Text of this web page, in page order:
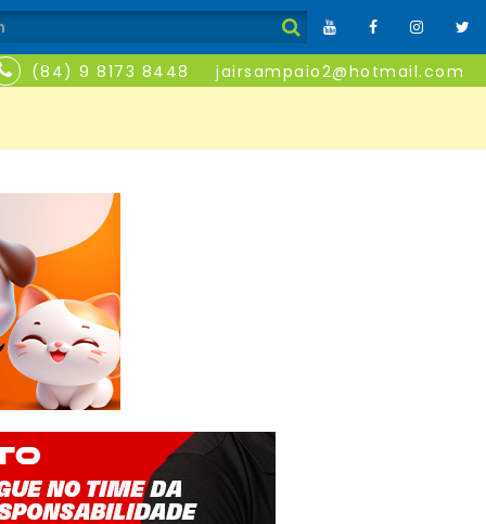
(84) 9 8173 8448 jairsampaio2@hotmail.com